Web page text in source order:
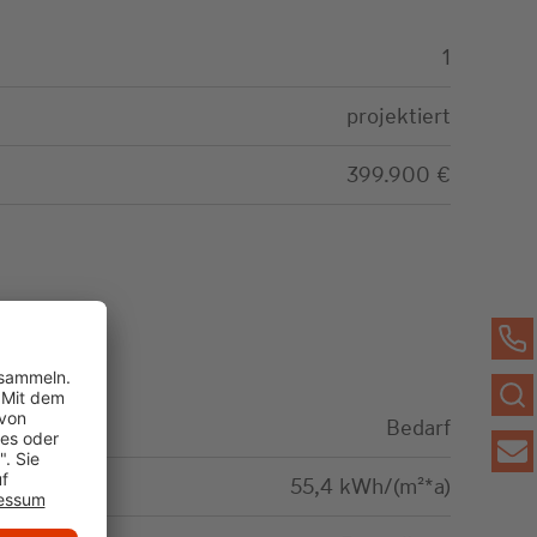
1
projektiert
399.900 €
Bedarf
55,4 kWh/(m²*a)